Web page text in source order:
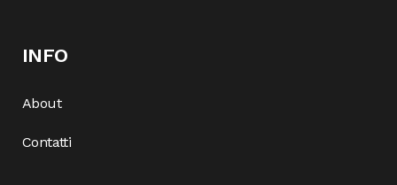
INFO
About
Contatti